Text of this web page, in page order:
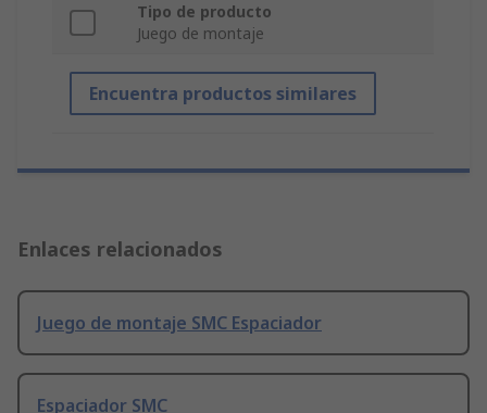
Tipo de producto
Juego de montaje
Encuentra productos similares
Enlaces relacionados
Juego de montaje SMC Espaciador
Espaciador SMC